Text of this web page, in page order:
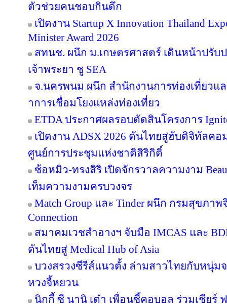
ตัวช่วยคนชอบกินดึก
เปิดงาน Startup X Innovation Thailand
Minister Award 2026
สทนช. ผนึก ม.เกษตรศาสตร์ เดินหน้าปรั
เจ้าพระยา ชู SEA
จ.นครพนม ผนึก สำนักงานการท่องเที่ยวแ
าการเชื่อมโยงแหล่งท่องเที่ยว
ETDA ประกาศผลรอบตัดสินโครงการ
เปิดงาน ADSX 2026 ดันไทยสู่ฮับดิจิทัลคอ
ศูนย์การประชุมแห่งชาติสิริกิติ์
ซ้อหมิว-ทรงสิริ เปิดจักรวาลความงาม
เท็มความงามครบวงจร
Match Group และ Tinder ผนึก กรมสุขภา
Connection
สมาคมเวชสำอางฯ จับมือ IMCAS และ
ดันไทยสู่ Medical Hub of Asia
บวงสรวงซีรีส์แนวตั้ง ล่ามสาวไทยกับหนุ่ม
หวงจี้หยวน
นิกกี้ ซี นานิ เต๋า เพื่อนซี้คอบอล ร่วมเชียร์